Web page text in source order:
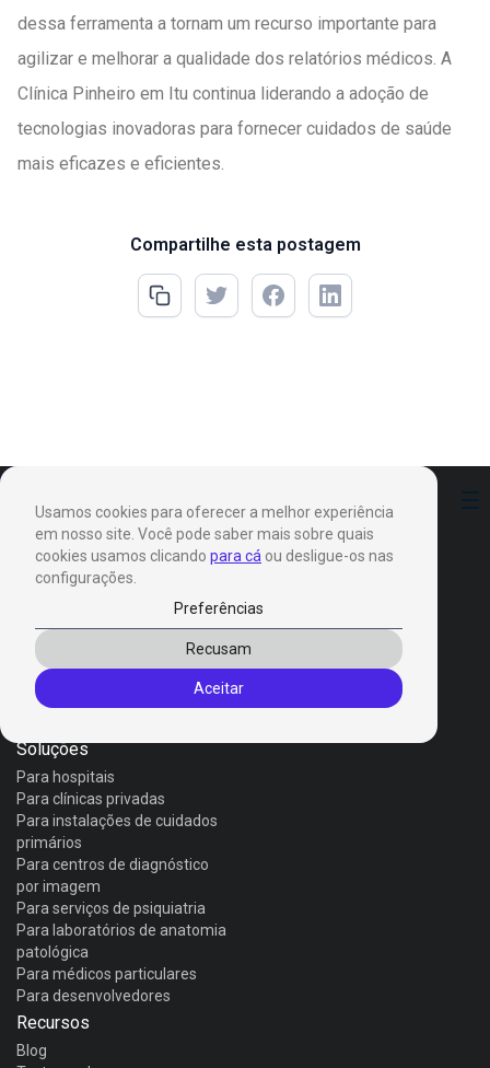
dessa ferramenta a tornam um recurso importante para
agilizar e melhorar a qualidade dos relatórios médicos. A
Clínica Pinheiro em Itu continua liderando a adoção de
tecnologias inovadoras para fornecer cuidados de saúde
mais eficazes e eficientes.
Compartilhe esta postagem
Usamos cookies para oferecer a melhor experiência
em nosso site. Você pode saber mais sobre quais
cookies usamos clicando para cá ou desligue-os nas
configurações.
Preferências
Recusam
Aceitar
Invox Dictation
Invox Genesis
Soluções
Para hospitais
Para clínicas privadas
Para instalações de cuidados
primários
Para centros de diagnóstico
por imagem
Para serviços de psiquiatria
Para laboratórios de anatomia
patológica
Para médicos particulares
Para desenvolvedores
Recursos
Blog